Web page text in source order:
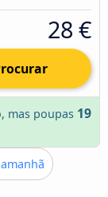
28 €
mas poupas 19